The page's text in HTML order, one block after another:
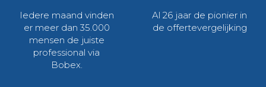
Iedere maand vinden
er meer dan 35.000
mensen de juiste
professional via
Bobex.
Al 26 jaar de pionier in
de offertevergelijking